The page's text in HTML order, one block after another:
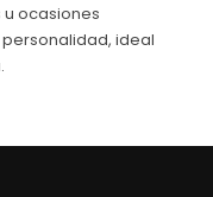
ocasiones
ideal